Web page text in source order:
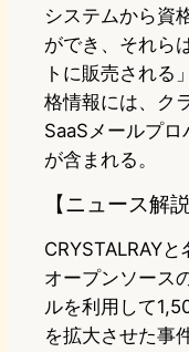
システムから資
ができ、それら
トに販売される
格情報には、ク
SaaSメールプ
が含まれる。
【ニュース解説
CRYSTALRAY
オープンソース
ルを利用して
を拡大させた事